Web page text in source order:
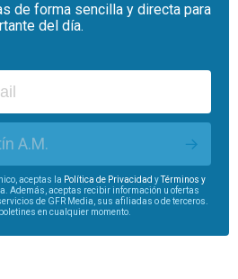
de forma sencilla y directa para
del día.
A.M.
aceptas la Política de Privacidad yTérminos y
Además, aceptas recibir información u ofertas
de GFR Media, sus afiliadas o de terceros.
en cualquier momento.